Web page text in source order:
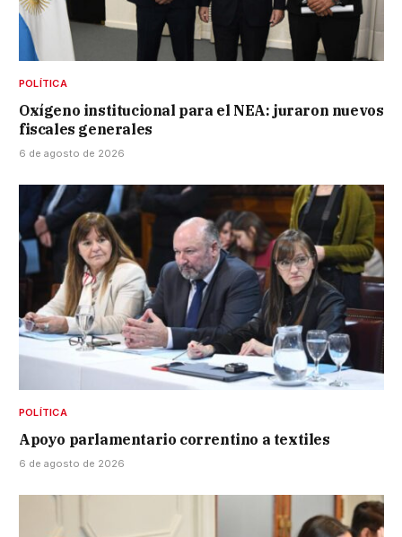
POLÍTICA
Oxígeno institucional para el NEA: juraron nuevos
fiscales generales
6 de agosto de 2026
POLÍTICA
Apoyo parlamentario correntino a textiles
6 de agosto de 2026